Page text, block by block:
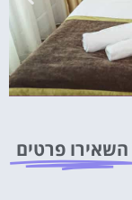
השאירו פרטים